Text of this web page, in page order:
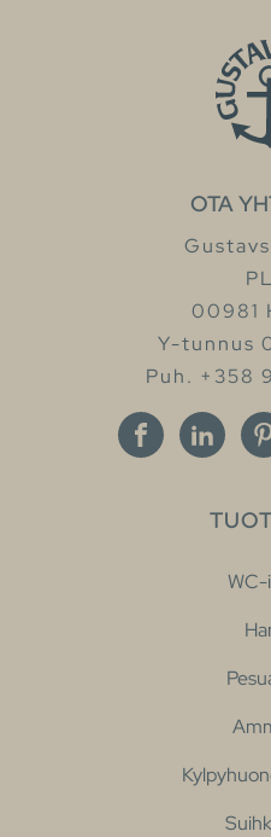
OTA
00981
Y-tunnus
Puh. +358
WC-